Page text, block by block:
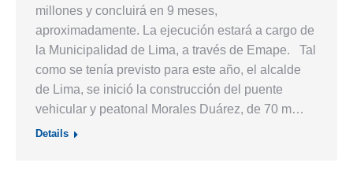
millones y concluirá en 9 meses,
aproximadamente. La ejecución estará a cargo de
la Municipalidad de Lima, a través de Emape. Tal
como se tenía previsto para este año, el alcalde
de Lima, se inició la construcción del puente
vehicular y peatonal Morales Duárez, de 70 m…
Details